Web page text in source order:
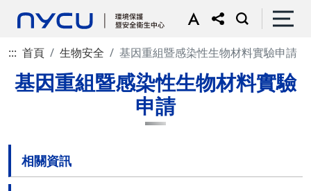
::: 首頁 生物安全 基因重組暨感染性生物材料實驗申請
基因重組暨感染性生物材料實驗
申請
相關資訊